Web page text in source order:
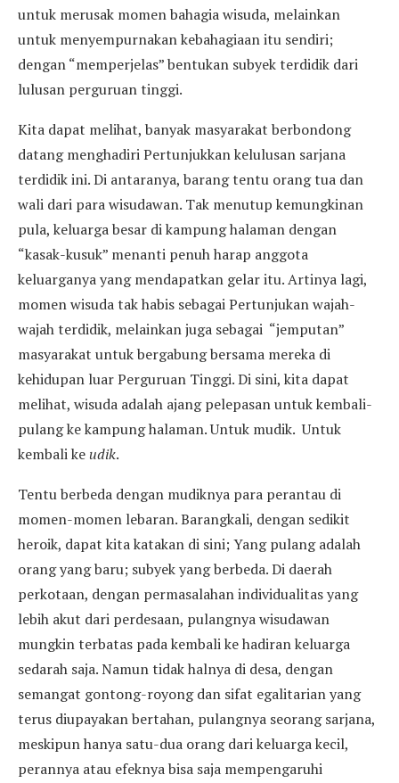
untuk merusak momen bahagia wisuda, melainkan
untuk menyempurnakan kebahagiaan itu sendiri;
dengan “memperjelas” bentukan subyek terdidik dari
lulusan perguruan tinggi.
Kita dapat melihat, banyak masyarakat berbondong
datang menghadiri Pertunjukkan kelulusan sarjana
terdidik ini. Di antaranya, barang tentu orang tua dan
wali dari para wisudawan. Tak menutup kemungkinan
pula, keluarga besar di kampung halaman dengan
“kasak-kusuk” menanti penuh harap anggota
keluarganya yang mendapatkan gelar itu. Artinya lagi,
momen wisuda tak habis sebagai Pertunjukan wajah-
wajah terdidik, melainkan juga sebagai “jemputan”
masyarakat untuk bergabung bersama mereka di
kehidupan luar Perguruan Tinggi. Di sini, kita dapat
melihat, wisuda adalah ajang pelepasan untuk kembali-
pulang ke kampung halaman. Untuk mudik. Untuk
kembali keudik.
Tentu berbeda dengan mudiknya para perantau di
momen-momen lebaran. Barangkali, dengan sedikit
heroik, dapat kita katakan di sini; Yang pulang adalah
orang yang baru; subyek yang berbeda. Di daerah
perkotaan, dengan permasalahan individualitas yang
lebih akut dari perdesaan, pulangnya wisudawan
mungkin terbatas pada kembali ke hadiran keluarga
sedarah saja. Namun tidak halnya di desa, dengan
semangat gontong-royong dan sifat egalitarian yang
terus diupayakan bertahan, pulangnya seorang sarjana,
meskipun hanya satu-dua orang dari keluarga kecil,
perannya atau efeknya bisa saja mempengaruhi